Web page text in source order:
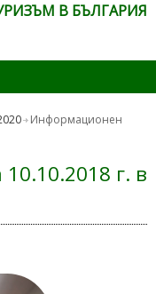
В БЪЛГАРИЯ
Информационен
г. в